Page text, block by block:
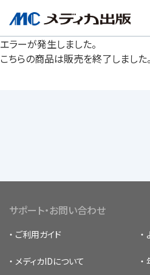
エラーが発生しました。
こちらの商品は販売を終了しました。
サポート・お問い合わせ
ご利用ガイド
メディカIDについて